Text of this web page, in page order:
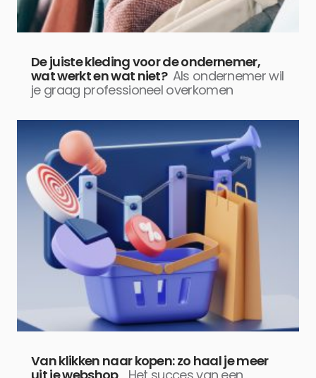
De juiste kleding voor de ondernemer,
wat werkt en wat niet? Als ondernemer wil
je graag professioneel overkomen
Van klikken naar kopen: zo haal je meer